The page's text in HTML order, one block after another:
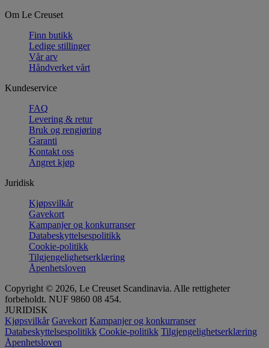
Om Le Creuset
Finn butikk
Ledige stillinger
Vår arv
Håndverket vårt
Kundeservice
FAQ
Levering & retur
Bruk og rengjøring
Garanti
Kontakt oss
Angret kjøp
Juridisk
Kjøpsvilkår
Gavekort
Kampanjer og konkurranser
Databeskyttelsespolitikk
Cookie-politikk
Tilgjengelighetserklæring
Åpenhetsloven
Copyright © 2026, Le Creuset Scandinavia. Alle rettigheter
forbeholdt. NUF 9860 08 454.
JURIDISK
Kjøpsvilkår Gavekort Kampanjer og konkurranser
Databeskyttelsespolitikk Cookie-politikk Tilgjengelighetserklæring
Åpenhetsloven